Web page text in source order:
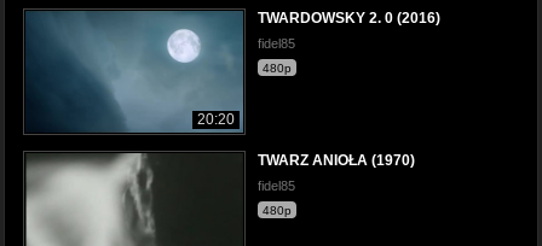
20:20
TWARDOWSKY 2. 0 (2016)
fidel85
480p
TWARZ ANIOŁA (1970)
fidel85
480p